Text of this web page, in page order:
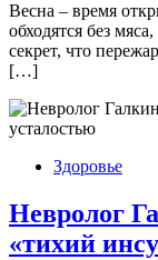
Весна – время
обходятся без
секрет, что
[…]
Здоровье
Невролог
«тихий